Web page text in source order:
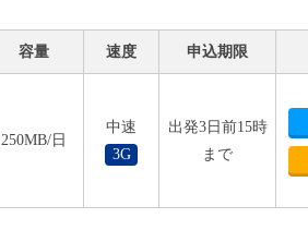
容量 速度 申込期限
250MB/日
中速
3G
出発3日前15時
まで